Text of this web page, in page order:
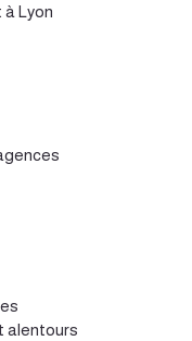
Lyon
alentours